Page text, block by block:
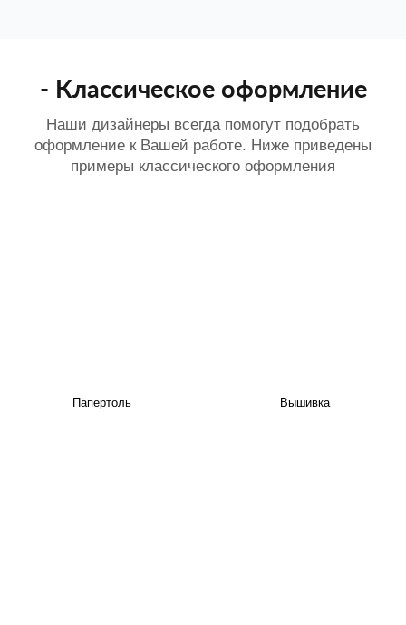
- Классическое оформление
Наши дизайнеры всегда помогут подобрать
оформление к Вашей работе. Ниже приведены
примеры классического оформления
Папертоль Вышивка